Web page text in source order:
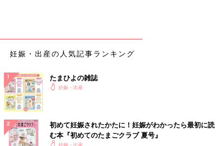
――子どもが欲しかったというおおがさん。不妊治療も経験した
とのことですが。
妊娠・出産の人気記事ランキング
たまひよの雑誌
妊娠・出産
初めて妊娠されたかたに！妊娠がわかったら最初に読
む本『初めてのたまごクラブ 夏号』
妊娠・出産